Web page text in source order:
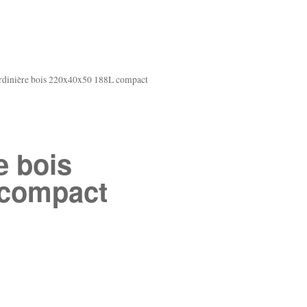
bois 220x40x50 188L compact
bois